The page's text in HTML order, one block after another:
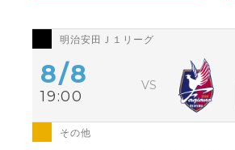
明治安田Ｊ１リーグ
8/8
19:00
その他